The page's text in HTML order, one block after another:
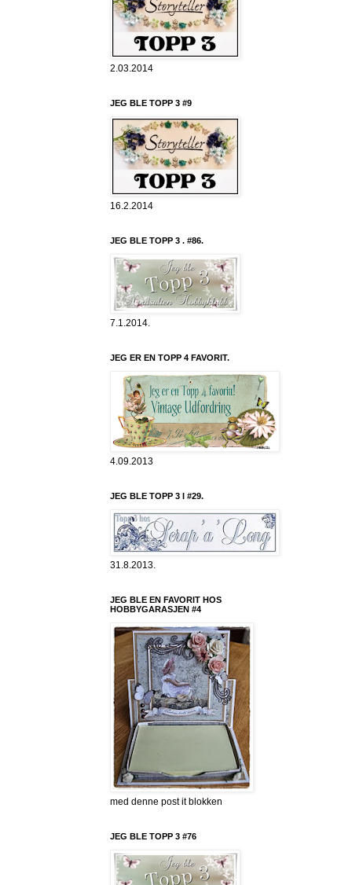
2.03.2014
JEG BLE TOPP 3 #9
16.2.2014
JEG BLE TOPP 3 . #86.
7.1.2014.
JEG ER EN TOPP 4 FAVORIT.
4.09.2013
JEG BLE TOPP 3 I #29.
31.8.2013.
JEG BLE EN FAVORIT HOS
HOBBYGARASJEN #4
med denne post it blokken
JEG BLE TOPP 3 #76